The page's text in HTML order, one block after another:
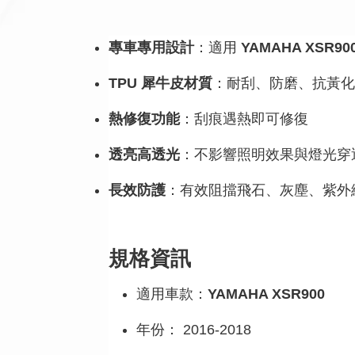
專車專用設計：適用 YAMAHA
TPU 犀牛皮材質 ：耐刮、防磨、抗黃化
熱修復功能：刮痕遇熱即可修復
透亮高透光 ：不影響照明效果與燈光穿
長效防護 ：有效阻擋飛石、灰塵、紫外
規格資訊
適用車款： YAMAHA XSR900
年份： 2016-2018